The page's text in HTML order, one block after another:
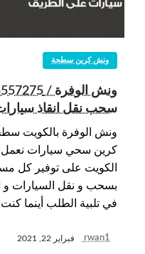
ونش كرين سطحة
سحب نقل انقاذ
ونش الوفرة بالكويت
كرين سحي سيارات
الكويت على توفير كل
بسحب و نقل السيارات و
في تلبية الطلب أينما
rwan1 فبراير 22, 2021